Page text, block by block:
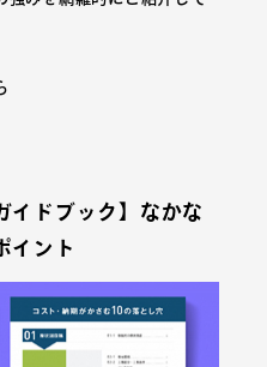
イドブック】なかな
イント